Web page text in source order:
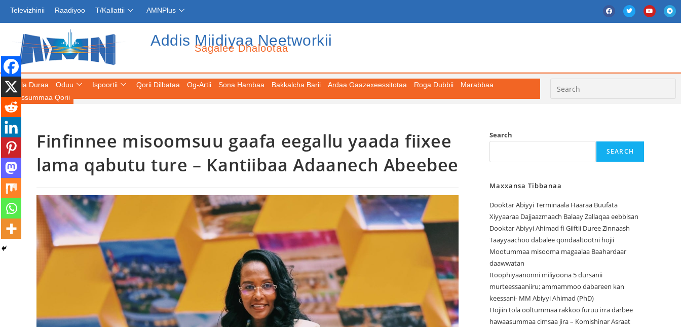
Televizhinii Raadiyoo T/Kallattii AMNPlus
Addis Miidiyaa Neetworkii
Sagalee Dhalootaa
Fuula Duraa Oduu
Dooktar Abiyyi Terminaala Haaraa
Buufata Xiyyaaraa Dajjaazmaach Balaay
Zallaqaa eebbisan
August 6, 2026
Dooktar Abiyyi Ahimad fi Giiftii Duree
Zinnaash Taayyaachoo dabalee
qondaaltootni hojii Mootummaa misooma
magaalaa Baahardaar daawwatan
August 6, 2026
Ispoortii Qorii Dilbataa Og-Artii Sona Hambaa Bakkalcha Barii Ardaa Gaazexeessitotaa Roga Dubbii
Marabbaa
Keessummaa Qorii
Finfinnee misoomsuu gaafa eegallu yaada fiixee
lama qabutu ture – Kantiibaa Adaanech Abeebee
Search
SEARCH
Maxxansa Tibbanaa
Dooktar Abiyyi Terminaala Haaraa Buufata
Xiyyaaraa Dajjaazmaach Balaay Zallaqaa eebbisan
Dooktar Abiyyi Ahimad fi Giiftii Duree Zinnaash
Taayyaachoo dabalee qondaaltootni hojii
Mootummaa misooma magaalaa Baahardaar
daawwatan
Itoophiyaanonni miliyoona 5 dursanii
murteessaaniiru; ammammoo dabareen kan
keessani- MM Abiyyi Ahimad (PhD)
Hojiin tola ooltummaa rakkoo furuu irra darbee
hawaasummaa cimsaa jira – Komishinar Asraat